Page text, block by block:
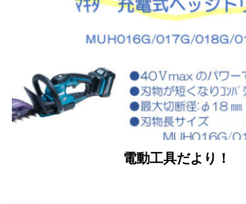
電動工具だより！